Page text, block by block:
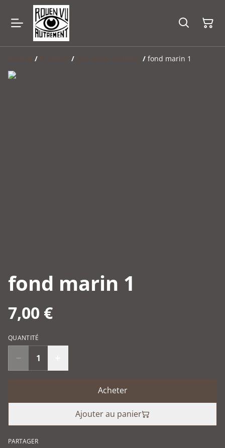
/ / / fond marin 1
fond marin 1
7,00 €
QUANTITÉ
Acheter
Ajouter au panier
PARTAGER